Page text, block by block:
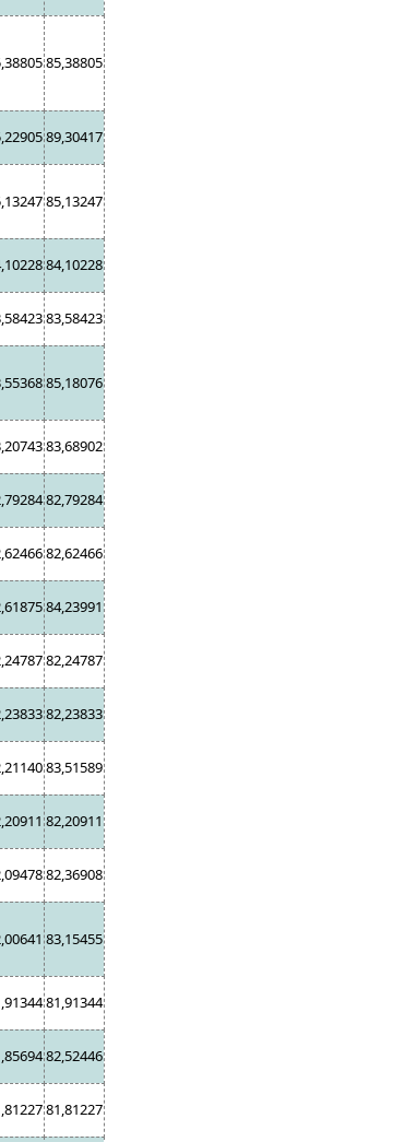
85,38805
89,30417
85,13247
84,10228
83,58423
85,18076
83,68902
82,79284
82,62466
84,23991
82,24787
82,23833
83,51589
82,20911
82,36908
83,15455
81,91344
82,52446
81,81227